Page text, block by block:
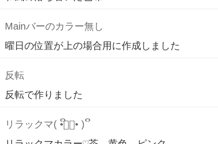
Mainバーのカラー無し
曜日の位置が上の場合用に作成しました
反転
反転で作りました
リラックマ( ິ•ᆺ⃘• )ິ